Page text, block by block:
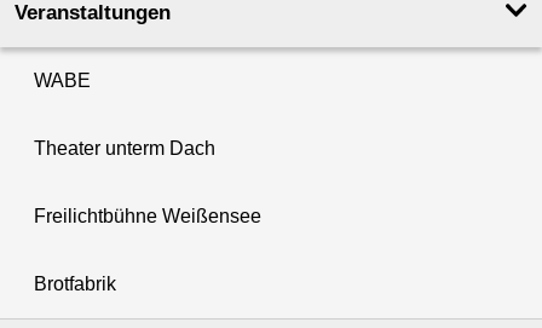
Veranstaltungen
WABE
Theater unterm Dach
Freilichtbühne Weißensee
Brotfabrik